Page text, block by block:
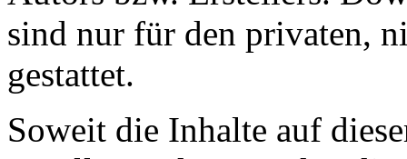
sind nur für den privaten,
gestattet.
Soweit die Inhalte auf